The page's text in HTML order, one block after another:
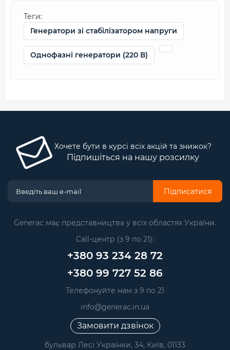
Теги:
Генератори зі стабілізатором напруги
Однофазні генератори (220 В)
Хочете бути в курсі всіх акцій та знижок?
Підпишіться на нашу розсилку
Підписатися
Generac має представництва у всіх областях України.
Call-центр (з 9 по 21):
+380 93 234 28 72
+380 99 727 52 86
Телефонуйте нам з 9 по 21
info@generac.in.ua
Замовити дзвінок
бульвар Лесі Українки, 34, Київ, 01133